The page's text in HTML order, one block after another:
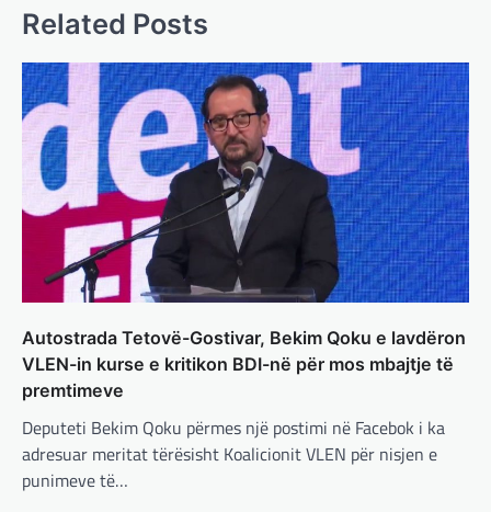
Related Posts
Autostrada Tetovë-Gostivar, Bekim Qoku e lavdëron
VLEN-in kurse e kritikon BDI-në për mos mbajtje të
premtimeve
Deputeti Bekim Qoku përmes një postimi në Facebok i ka
adresuar meritat tërësisht Koalicionit VLEN për nisjen e
punimeve të…
400 miliardë euro për mbrojtje
Gjermania ndodhet aktualisht në kulmin e
përpjekjeve për krijimin e qeverisë dhe koha
nuk pret. CDU/CSU dhe SPD po vazhdojnë…
BOTA,LAJME,MISTER ,RAJONI,SPECIALE
Çka ndodhë tash pas
ndërprerjes së ndihmës
ushtarake për Ukrainën nga
Trump
adminadmin March 4, 2025
Pas takimit të liderëve evropianë në Londër,
francezët dhe britanikët kanë hartuar një
plan paqeje për luftën në Ukrainë, të…
BOTA,KRONIKË E ZEZË,LAJME,
MË TË FUNDIT
MISTER ,RAJONI SPECIALE
TOP